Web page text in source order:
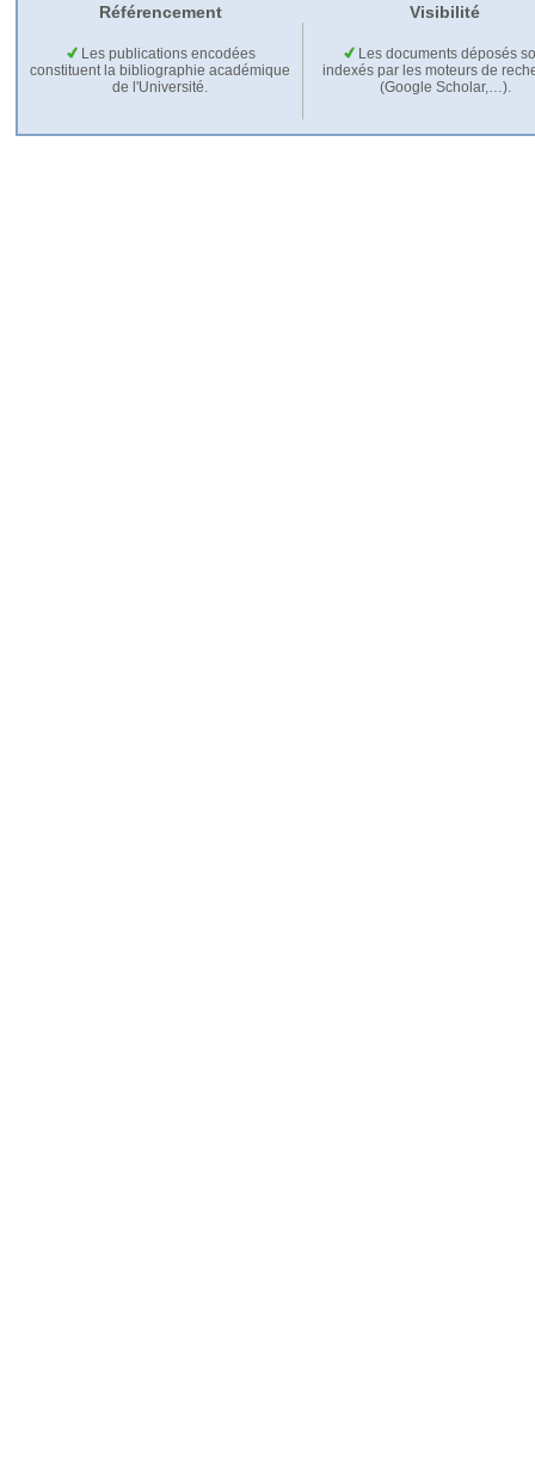
Référencement Visibilité
Les publications encodées
constituent la bibliographie académique
de l'Université.
Les documents déposés
indexés par les moteurs de
(Google Scholar,…).